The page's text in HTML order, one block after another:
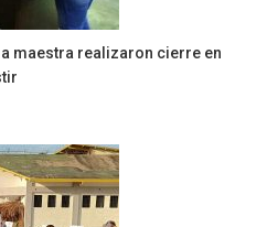
a maestra realizaron cierre en